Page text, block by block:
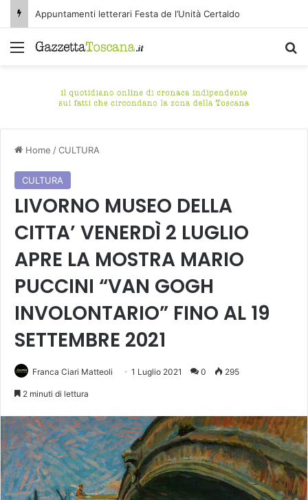
Appuntamenti letterari Festa de l’Unità Certaldo
Menu
Home /CULTURA
CULTURA
LIVORNO MUSEO DELLA
CITTA’ VENERDÌ 2 LUGLIO
APRE LA MOSTRA MARIO
PUCCINI “VAN GOGH
INVOLONTARIO” FINO AL 19
SETTEMBRE 2021
Franca Ciari Matteoli 1 Luglio 2021 0 295
2 minuti di lettura